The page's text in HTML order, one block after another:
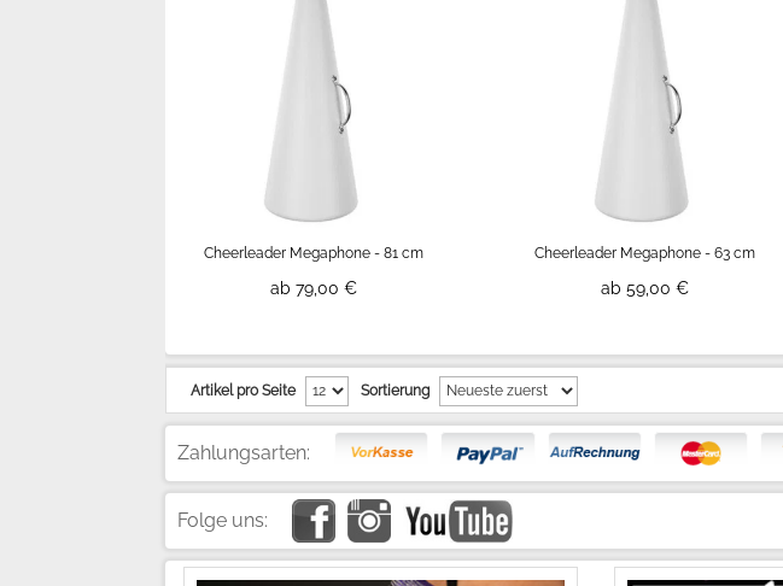
Cheerleader Megaphone - 81 cm
ab 79,00 €
Cheerleader Megaphone - 63 cm
ab 59,00 €
Artikel pro Seite Sortierung
Zahlungsarten:
Folge uns: